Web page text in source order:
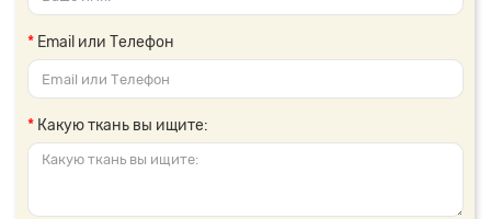
Email или Телефон
Какую ткань вы ищите: